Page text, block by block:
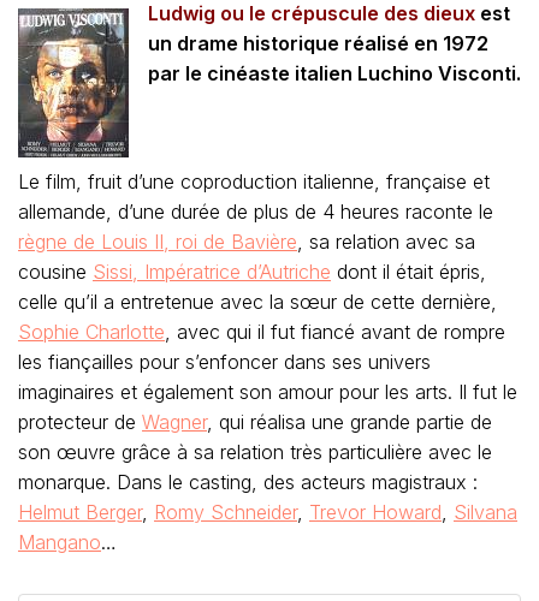
Ludwig ou le crépuscule des dieux est
un drame historique réalisé en 1972
par le cinéaste italien Luchino Visconti.
Le film, fruit d’une coproduction italienne, française et
allemande, d’une durée de plus de 4 heures raconte le
règne de Louis II, roi de Bavière, sa relation avec sa
cousine Sissi, Impératrice d’Autriche dont il était épris,
celle qu’il a entretenue avec la sœur de cette dernière,
Sophie Charlotte, avec qui il fut fiancé avant de rompre
les fiançailles pour s’enfoncer dans ses univers
imaginaires et également son amour pour les arts. Il fut le
protecteur de Wagner, qui réalisa une grande partie de
son œuvre grâce à sa relation très particulière avec le
monarque. Dans le casting, des acteurs magistraux :
Helmut Berger, Romy Schneider, Trevor Howard, Silvana
Mangano…